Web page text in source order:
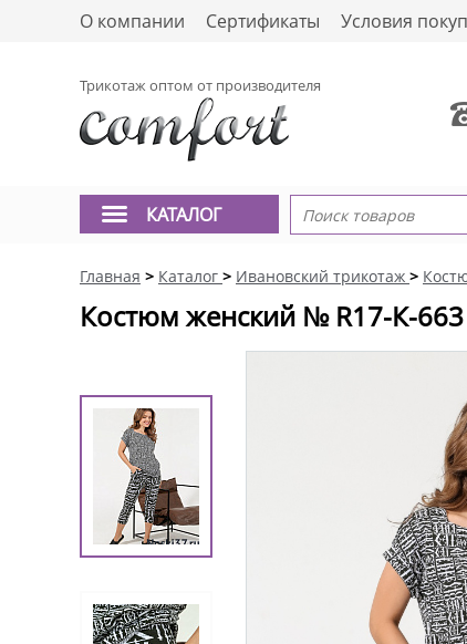
О компании Сертификаты Условия
Трикотаж оптом от производителя
КАТАЛОГ
Главная > Каталог > Ивановский трикотаж >
Костюм женский № R17-К-663